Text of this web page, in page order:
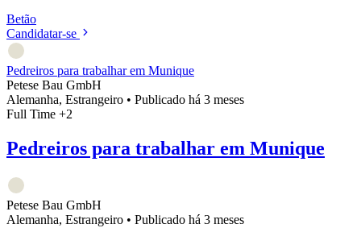
Betão
Candidatar-se
Pedreiros para trabalhar em Munique
Petese Bau GmbH
Alemanha, Estrangeiro • Publicado há 3 meses
Full Time +2
Pedreiros para trabalhar em Munique
Petese Bau GmbH
Alemanha, Estrangeiro • Publicado há 3 meses